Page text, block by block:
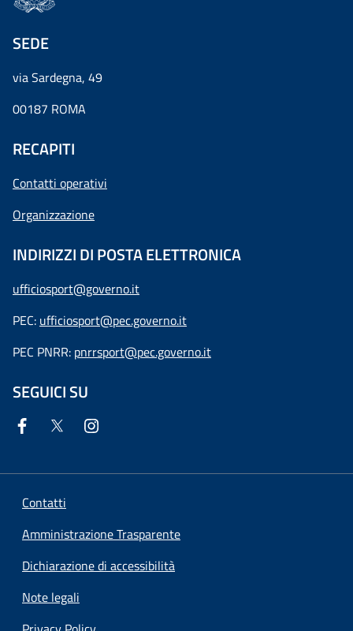
SEDE
via Sardegna, 49
00187 ROMA
RECAPITI
Contatti operativi
Organizzazione
INDIRIZZI DI POSTA ELETTRONICA
ufficiosport@governo.it
PEC: ufficiosport@pec.governo.it
PEC PNRR: pnrrsport@pec.governo.it
SEGUICI SU
Contatti
Amministrazione Trasparente
Dichiarazione di accessibilità
Note legali